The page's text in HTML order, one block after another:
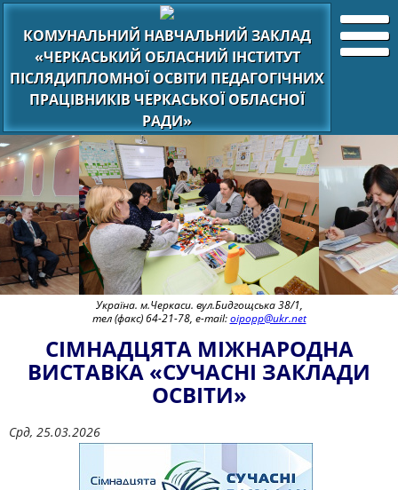
КОМУНАЛЬНИЙ НАВЧАЛЬНИЙ ЗАКЛАД
«ЧЕРКАСЬКИЙ ОБЛАСНИЙ ІНСТИТУТ
ПІСЛЯДИПЛОМНОЇ ОСВІТИ ПЕДАГОГІЧНИХ
ПРАЦІВНИКІВ ЧЕРКАСЬКОЇ ОБЛАСНОЇ
РАДИ»
Україна. м.Черкаси. вул.Бидгощська 38/1,
тел (факс) 64-21-78, e-mail:oipopp@ukr.net
СІМНАДЦЯТА МІЖНАРОДНА
ВИСТАВКА «СУЧАСНІ ЗАКЛАДИ
ОСВІТИ»
Срд, 25.03.2026